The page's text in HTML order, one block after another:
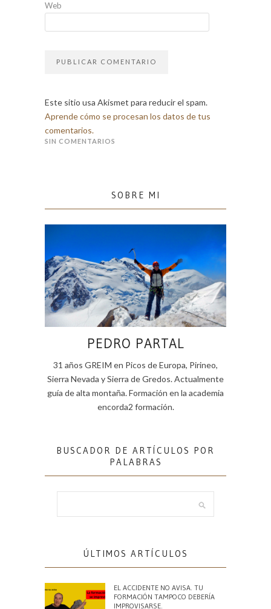
Web
Este sitio usa Akismet para reducir el spam.
Aprende cómo se procesan los datos de tus
comentarios.
SIN COMENTARIOS
SOBRE MI
PEDRO PARTAL
31 años GREIM en Picos de Europa, Pirineo,
Sierra Nevada y Sierra de Gredos. Actualmente
guía de alta montaña. Formación en la academia
encorda2 formación.
BUSCADOR DE ARTÍCULOS POR
PALABRAS
ÚLTIMOS ARTÍCULOS
EL ACCIDENTE NO AVISA. TU
FORMACIÓN TAMPOCO DEBERÍA
IMPROVISARSE.